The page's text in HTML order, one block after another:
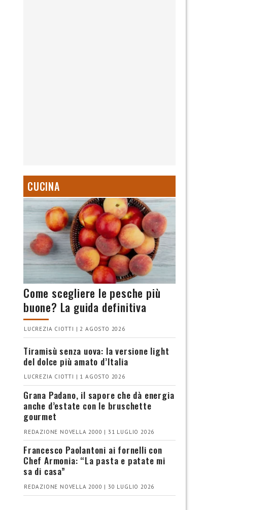
CUCINA
Come scegliere le pesche più
buone? La guida definitiva
LUCREZIA CIOTTI | 2 AGOSTO 2026
Tiramisù senza uova: la versione light
del dolce più amato d’Italia
LUCREZIA CIOTTI | 1 AGOSTO 2026
Grana Padano, il sapore che dà energia
anche d’estate con le bruschette
gourmet
REDAZIONE NOVELLA 2000 | 31 LUGLIO 2026
Francesco Paolantoni ai fornelli con
Chef Armonia: “La pasta e patate mi
sa di casa”
REDAZIONE NOVELLA 2000 | 30 LUGLIO 2026